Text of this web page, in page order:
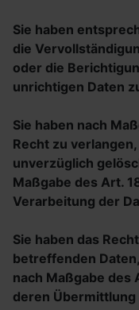
Sie haben
die
oder die
unrichtigen Daten
Sie haben nach
Recht zu
unverzüglich
Maßgabe des Art.
Verarbeitung der
Sie haben das
betreffenden
nach Maßgabe des
deren